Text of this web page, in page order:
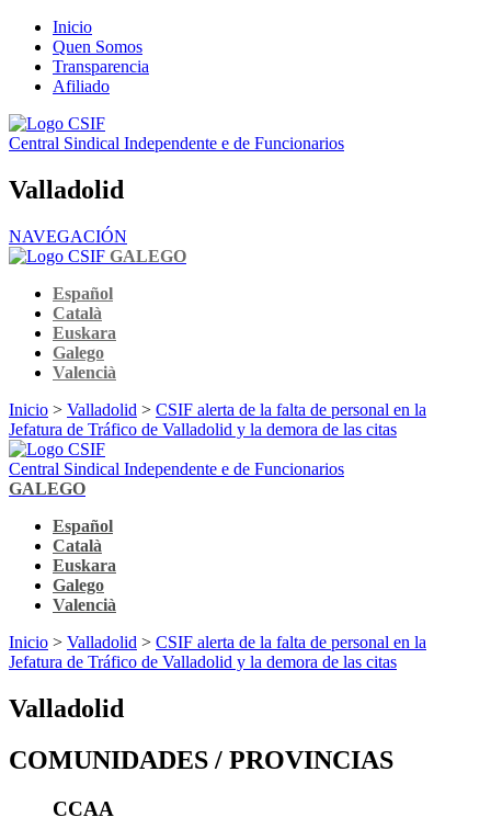
Inicio
Quen Somos
Transparencia
Afiliado
Central Sindical Independente e de Funcionarios
Valladolid
NAVEGACIÓN
GALEGO
Español
Català
Euskara
Galego
Valencià
Inicio > Valladolid > CSIF alerta de la falta de personal en la
Jefatura de Tráfico de Valladolid y la demora de las citas
Central Sindical Independente e de Funcionarios
GALEGO
Español
Català
Euskara
Galego
Valencià
Inicio > Valladolid > CSIF alerta de la falta de personal en la
Jefatura de Tráfico de Valladolid y la demora de las citas
Valladolid
COMUNIDADES / PROVINCIAS
CCAA